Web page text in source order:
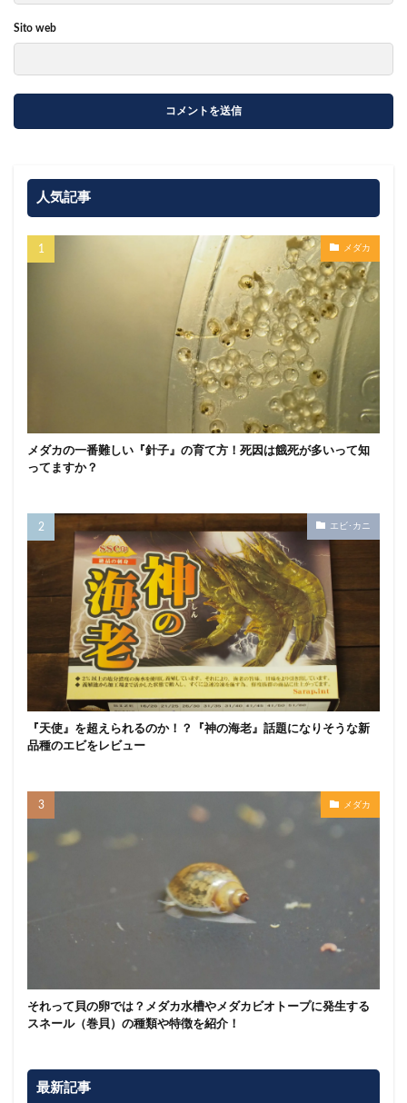
Sito web
人気記事
メダカ
メダカの一番難しい『針子』の育て方！死因は餓死が多いって知
ってますか？
エビ･カニ
『天使』を超えられるのか！？『神の海老』話題になりそうな新
品種のエビをレビュー
メダカ
それって貝の卵では？メダカ水槽やメダカビオトープに発生する
スネール（巻貝）の種類や特徴を紹介！
最新記事